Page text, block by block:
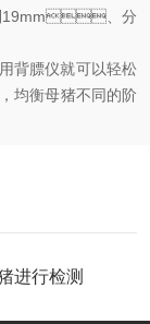
19mm、分
背膘仪就可以轻松
，均衡母猪不同的阶
进行检测